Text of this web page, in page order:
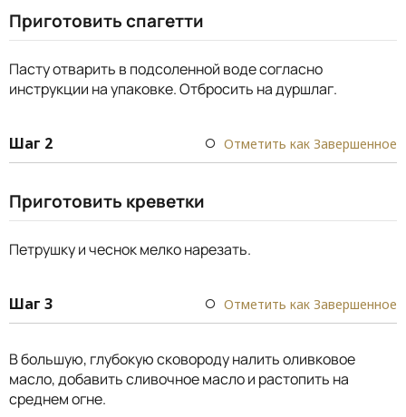
Приготовить спагетти
Пасту отварить в подсоленной воде согласно
инструкции на упаковке. Отбросить на дуршлаг.
Шаг 2 Отметить как Завершенное
Приготовить креветки
Петрушку и чеснок мелко нарезать.
Шаг 3 Отметить как Завершенное
В большую, глубокую сковороду налить оливковое
масло, добавить сливочное масло и растопить на
среднем огне.